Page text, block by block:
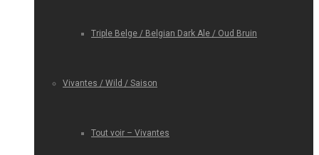
Triple Belge / Belgian Dark Ale / Oud Bruin
Vivantes / Wild / Saison
Tout voir – Vivantes